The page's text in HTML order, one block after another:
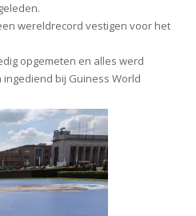
wereldrecord vestigen voor het
opgemeten en alles werd
bij Guiness World